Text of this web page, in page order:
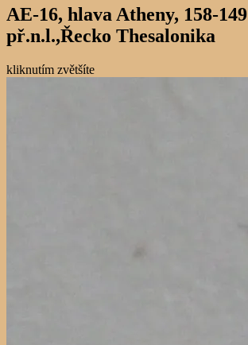
AE-16, hlava Atheny, 158-149
př.n.l.,Řecko Thesalonika
kliknutím zvětšíte